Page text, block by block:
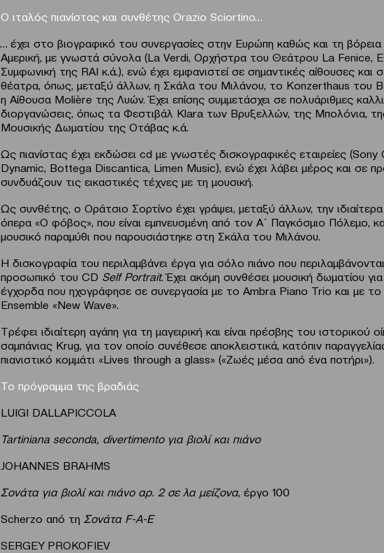
Ο ιταλός πιανίστας και συνθέτης Orazio Sciortino
… έχει στο βιογραφικό του συνεργασίες στην Ευρώπη καθώς και τη βόρεια
Αμερική, με γνωστά σύνολα (La Verdi, Ορχήστρα του Θεάτρου La Fenice,
Συμφωνική της RAI κ.ά.), ενώ έχει εμφανιστεί σε σημαντικές αίθουσες και
θέατρα, όπως, μεταξύ άλλων, η Σκάλα του Μιλάνου, το Konzerthaus του
η Αίθουσα Molière της Λυών. Έχει επίσης συμμετάσχει σε πολυάριθμες
διοργανώσεις, όπως τα Φεστιβάλ Klara των Βρυξελλών, της Μπολόνια,
Μουσικής Δωματίου της Οτάβας κ.ά.
Ως πιανίστας έχει εκδώσει cd με γνωστές δισκογραφικές εταιρείες (Sony
Dynamic, Bottega Discantica, Limen Music), ενώ έχει λάβει μέρος και σε
συνδυάζουν τις εικαστικές τέχνες με τη μουσική.
Ως συνθέτης, ο Οράτσιο Σορτίνο έχει γράψει, μεταξύ άλλων, την ιδιαίτερα
όπερα «Ο φόβος», που είναι εμπνευσμένη από τον Α΄ Παγκόσμιο Πόλεμο,
μουσικό παραμύθι που παρουσιάστηκε στη Σκάλα του Μιλάνου.
Η δισκογραφία του περιλαμβάνει έργα για σόλο πιάνο που
προσωπικό του CD Self Portrait. Έχει ακόμη συνθέσει μουσική δωματίου για
έγχορδα που ηχογράφησε σε συνεργασία με το Ambra Piano Trio και με
Ensemble «New Wave».
Tρέφει ιδιαίτερη αγάπη για τη μαγειρική και είναι πρέσβης του ιστορικού
σαμπάνιας Krug, για τον οποίο συνέθεσε αποκλειστικά, κατόπιν
πιανιστικό κομμάτι «Lives through a glass» («Ζωές μέσα από ένα ποτήρι»).
To πρόγραμμα της βραδιάς
LUIGI DALLAPICCOLA
Tartiniana seconda, divertimento για βιολί και πιάνο
JOHANNES BRAHMS
Σονάτα για βιολί και πιάνο αρ. 2 σε λα μείζονα , έργο 100
Scherzo από τη Σονάτα F-A-E
SERGEY PROKOFIEV